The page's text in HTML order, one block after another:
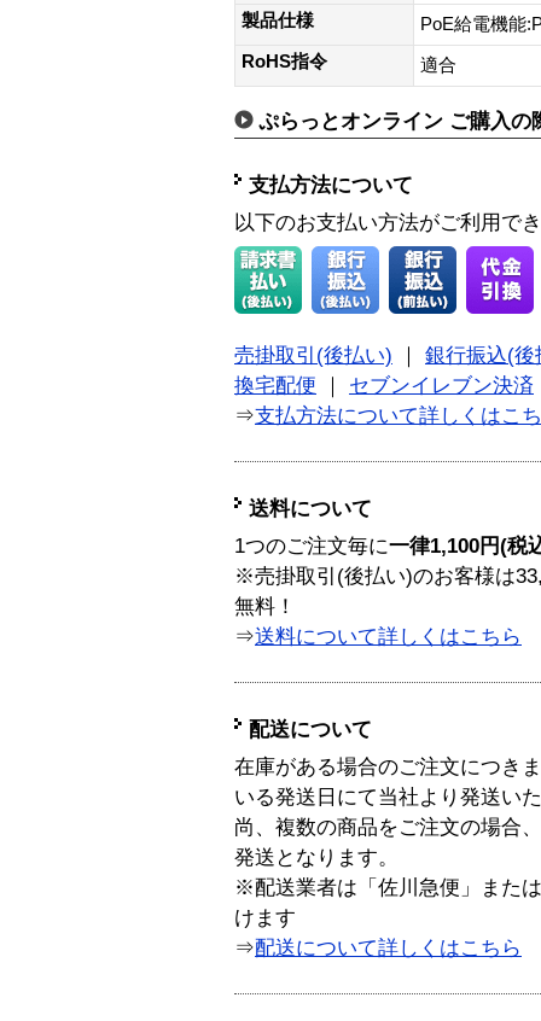
製品仕様
PoE給電機能
RoHS指令
適合
ぷらっとオンライン ご購入の
支払方法について
以下のお支払い方法がご利用で
売掛取引(後払い) ｜ 銀行振込(後
換宅配便 ｜ セブンイレブン決済
⇒支払方法について詳しくはこ
送料について
1つのご注文毎に一律1,100円(税
※売掛取引(後払い)のお客様は
無料！
⇒送料について詳しくはこちら
配送について
在庫がある場合のご注文につき
いる発送日にて当社より発送い
尚、複数の商品をご注文の場合
発送となります。
※配送業者は「佐川急便」また
けます
⇒配送について詳しくはこちら